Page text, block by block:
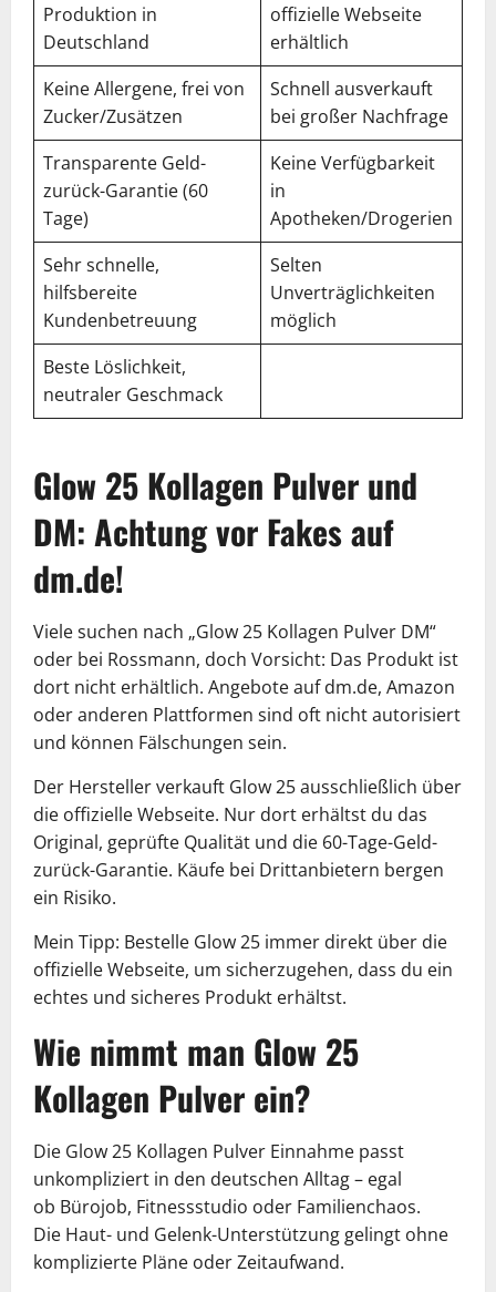
Produktion in
Deutschland
offizielle Webseite
erhältlich
Keine Allergene, frei von
Zucker/Zusätzen
Schnell ausverkauft
bei großer Nachfrage
Transparente Geld-
zurück-Garantie (60
Tage)
Keine Verfügbarkeit
in
Apotheken/Drogerien
Sehr schnelle,
hilfsbereite
Kundenbetreuung
Selten
Unverträglichkeiten
möglich
Beste Löslichkeit,
neutraler Geschmack
Glow 25 Kollagen Pulver und
DM: Achtung vor Fakes auf
dm.de!
Viele suchen nach „Glow 25 Kollagen Pulver DM“
oder bei Rossmann, doch Vorsicht: Das Produkt ist
dort nicht erhältlich. Angebote auf dm.de, Amazon
oder anderen Plattformen sind oft nicht autorisiert
und können Fälschungen sein.
Der Hersteller verkauft Glow 25 ausschließlich über
die offizielle Webseite. Nur dort erhältst du das
Original, geprüfte Qualität und die 60-Tage-Geld-
zurück-Garantie. Käufe bei Drittanbietern bergen
ein Risiko.
Mein Tipp: Bestelle Glow 25 immer direkt über die
offizielle Webseite, um sicherzugehen, dass du ein
echtes und sicheres Produkt erhältst.
Wie nimmt man Glow 25
Kollagen Pulver ein?
Die Glow 25 Kollagen Pulver Einnahme passt
unkompliziert in den deutschen Alltag – egal
ob Bürojob, Fitnessstudio oder Familienchaos.
Die Haut- und Gelenk-Unterstützung gelingt ohne
komplizierte Pläne oder Zeitaufwand.